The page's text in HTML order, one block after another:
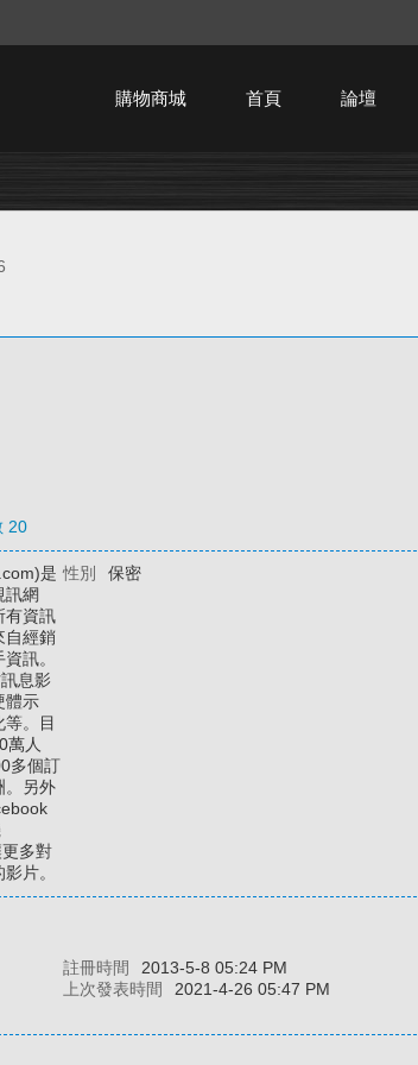
購物商城 首頁 論壇
20
是
訊網
有資訊
自經銷
訊。
息影
體示
。目
萬人
多個訂
。另外
多對
片。
性別 保密
註冊時間 2013-5-8 05:24 PM
上次發表時間 2021-4-26 05:47 PM